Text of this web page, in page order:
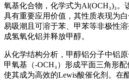
氧基化合物，化学式为Al(OCH₃)₃。
具有重要应用价值，其性质表现为
易吸潮且可溶于苯、甲苯等非极性
成氢氧化铝并释放甲醇。
从化学结构分析，甲醇铝分子中铝
甲氧基（-OCH₃）形成平面三角形
使其成为高效的Lewis酸催化剂。在